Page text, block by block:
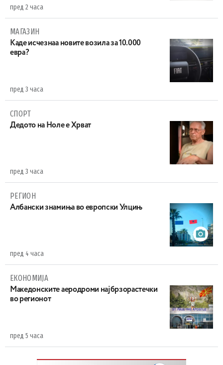
пред 2 часа
МАГАЗИН
Каде исчезнаа новите возила за 10.000
евра?
пред 3 часа
СПОРТ
Дедото на Ноле е Хрват
пред 3 часа
РЕГИОН
Aлбански знамиња во европски Улцињ
пред 4 часа
ЕКОНОМИЈА
Maкедонските аеродроми најбрзорастечки
во регионот
пред 5 часа